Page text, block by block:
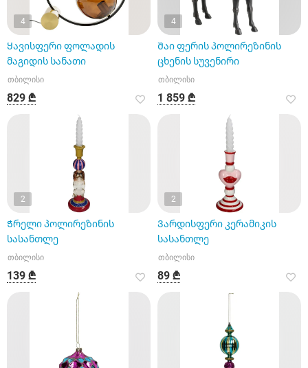
4
Ყავისფერი ფოლადის
მაგიდის სანათი
თბილისი
829 ₾
4
Შაი ფერის პოლირეზინის
ცხენის სუვენირი
თბილისი
1 859 ₾
2
Ჭრელი პოლირეზინის
სასანთლე
თბილისი
139 ₾
2
Ვარდისფერი კერამიკის
სასანთლე
თბილისი
89 ₾